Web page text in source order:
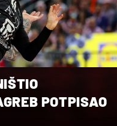
POTPISAO